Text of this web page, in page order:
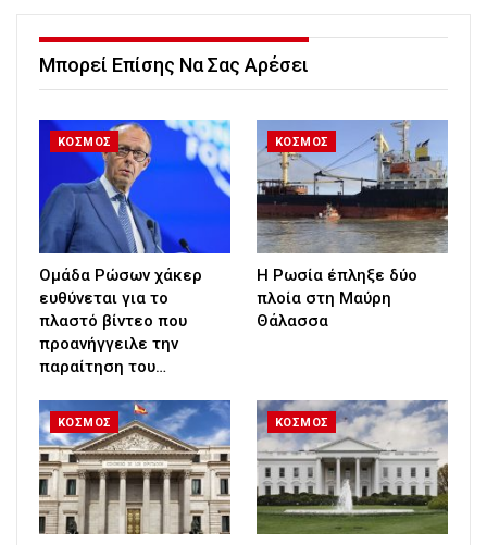
Μπορεί Επίσης Να Σας Αρέσει
ΚΟΣΜΟΣ
Ομάδα Ρώσων χάκερ
ευθύνεται για το
πλαστό βίντεο που
προανήγγειλε την
παραίτηση του…
ΚΟΣΜΟΣ
Η Ρωσία έπληξε δύο
πλοία στη Μαύρη
Θάλασσα
ΚΟΣΜΟΣ ΚΟΣΜΟΣ